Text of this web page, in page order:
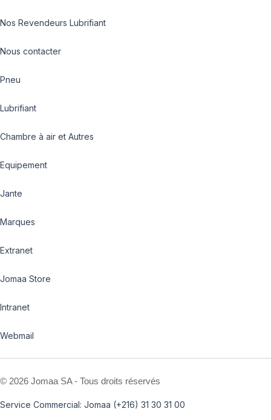
Nos Revendeurs Lubrifiant
Nous contacter
Pneu
Lubrifiant
Chambre à air et Autres
Equipement
Jante
Marques
Extranet
Jomaa Store
Intranet
Webmail
© 2026 Jomaa SA - Tous droits réservés
Service Commercial: Jomaa (+216) 31 30 31 00